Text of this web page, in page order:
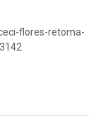
flores-retoma-